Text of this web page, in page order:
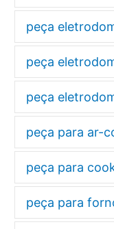
peça
peça
peça
peça para ar-
peça para
peça para